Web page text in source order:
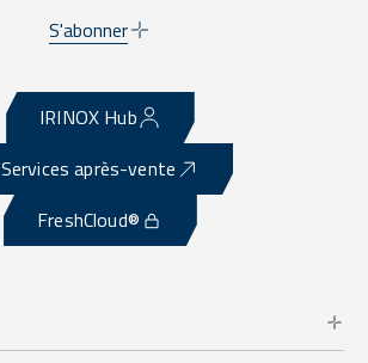
S'abonner
IRINOX Hub
Services après-vente
FreshCloud®